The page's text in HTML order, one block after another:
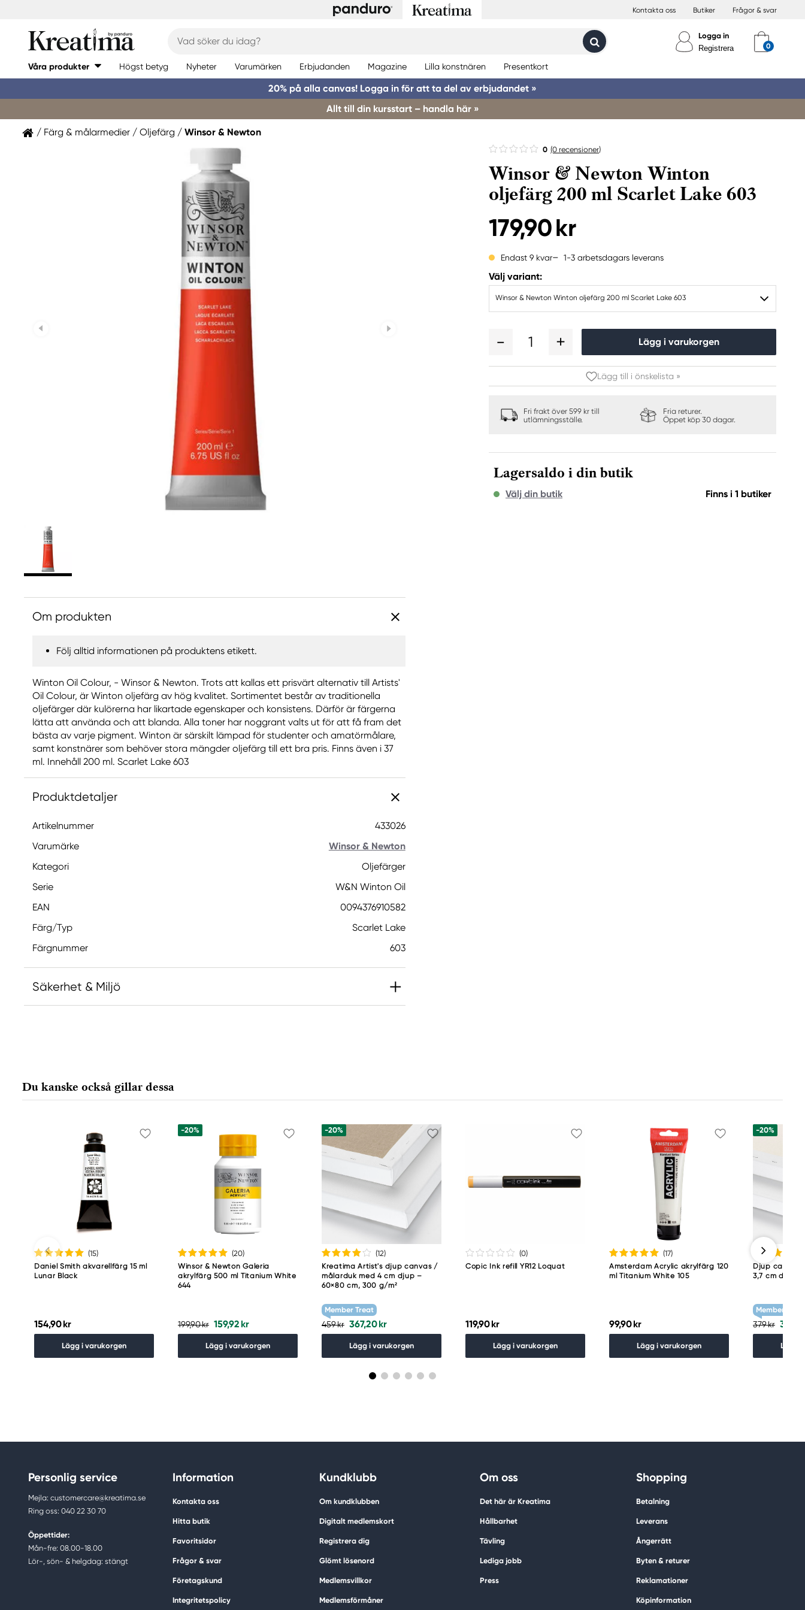
Kontakta oss Butiker Frågor & svar
Logga in
Registrera
Våra produkter Högst betyg Nyheter Varumärken Erbjudanden Magazine Lilla konstnären Presentkort
20% på alla canvas! Logga in för att ta del av erbjudandet »
Allt till din kursstart – handla här »
Färg & målarmedier Oljefärg Winsor & Newton
0 (0 recensioner)
Winsor & Newton Winton
oljefärg 200 ml Scarlet Lake 603
179,90 kr
Endast 9 kvar 1-3 arbetsdagars leverans
Välj variant:
Winsor & Newton Winton oljefärg 200 ml Scarlet Lake 603
1 Lägg i varukorgen
Lägg till i önskelista »
Fri frakt över 599 kr till
utlämningsställe.
Fria returer.
Öppet köp 30 dagar.
Lagersaldo i din butik
Välj din butik Finns i 1 butiker
Om produkten
Följ alltid informationen på produktens etikett.
Winton Oil Colour, - Winsor & Newton. Trots att kallas ett prisvärt alternativ till Artists'
Oil Colour, är Winton oljefärg av hög kvalitet. Sortimentet består av traditionella
oljefärger där kulörerna har likartade egenskaper och konsistens. Därför är färgerna
lätta att använda och att blanda. Alla toner har noggrant valts ut för att få fram det
bästa av varje pigment. Winton är särskilt lämpad för studenter och amatörmålare,
samt konstnärer som behöver stora mängder oljefärg till ett bra pris. Finns även i 37
ml. Innehåll 200 ml. Scarlet Lake 603
Produktdetaljer
Artikelnummer
433026
Varumärke
Winsor & Newton
Kategori
Oljefärger
Serie
W&N Winton Oil
EAN
0094376910582
Färg/Typ
Scarlet Lake
Färgnummer
603
Säkerhet & Miljö
61930 Trosa, Sweden
info@colart.se
Du kanske också gillar dessa
(15)
Daniel Smith akvarellfärg 15 ml
Lunar Black
154,90 kr
Lägg i varukorgen
-20%
(20)
Winsor & Newton Galeria
akrylfärg 500 ml Titanium White
644
199,90 kr 159,92 kr
Lägg i varukorgen
-20%
(12)
Kreatima Artist's djup canvas /
målarduk med 4 cm djup –
60×80 cm, 300 g/m²
Member Treat
459 kr 367,20 kr
Lägg i varukorgen
(0)
Copic Ink refill YR12 Loquat
119,90 kr
Lägg i varukorgen
(17)
Amsterdam Acrylic akrylfärg 120
ml Titanium White 105
99,90 kr
Lägg i varukorgen
-20%
Djup canvas
3,7 cm djup –
Member Treat
379 kr
Lägg i
Personlig service
Mejla: customercare@kreatima.se
Ring oss: 040 22 30 70
Öppettider:
Mån-fre: 08.00-18.00
Lör-, sön- & helgdag: stängt
Information
Kontakta oss
Hitta butik
Favoritsidor
Frågor & svar
Företagskund
Integritetspolicy
Kundklubb
Om kundklubben
Digitalt medlemskort
Registrera dig
Glömt lösenord
Medlemsvillkor
Medlemsförmåner
Om oss
Det här är Kreatima
Hållbarhet
Tävling
Lediga jobb
Press
Shopping
Betalning
Leverans
Ångerrätt
Byten & returer
Reklamationer
Köpinformation